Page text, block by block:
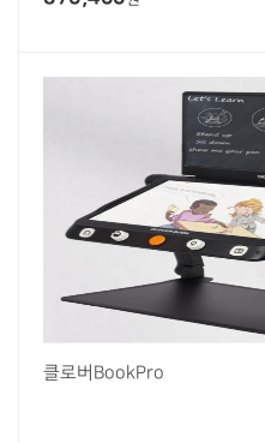
클로버BookPro